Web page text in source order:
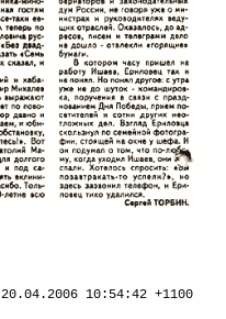
20.04.2006 10:54:42 +1100